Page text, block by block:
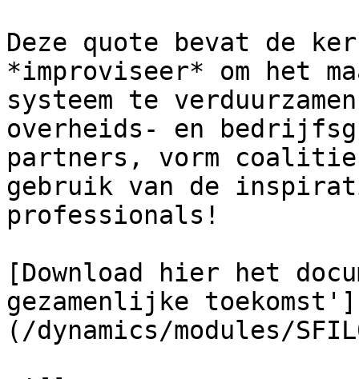
Deze quote bevat de
*improviseer* om het
systeem te
overheids- en
partners, vorm
gebruik van de
professionals!
[Download hier het
gezamenlijke toekomst']
(/dynamics/modules/